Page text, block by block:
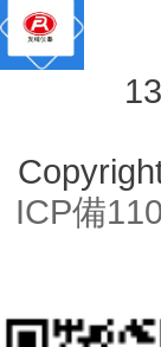
ICP備